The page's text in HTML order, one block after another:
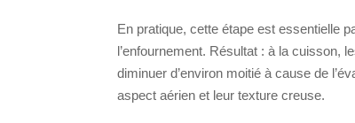
En pratique, cette étape est essentielle
l’enfournement. Résultat : à la cuisson,
diminuer d’environ moitié à cause de
aspect aérien et leur texture creuse.